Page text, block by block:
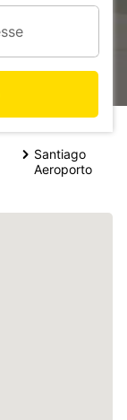
Santiago
Aeroporto